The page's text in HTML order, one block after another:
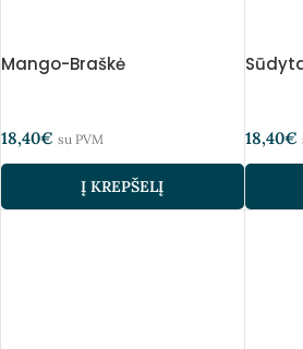
Mango-Braškė
18,40€ su PVM
Į KREPŠELĮ
18,40€